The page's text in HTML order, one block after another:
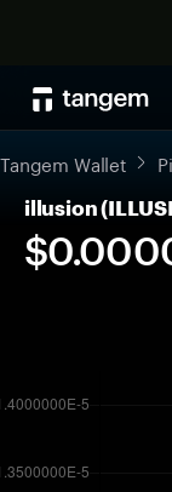
Tangem Wallet
illusion